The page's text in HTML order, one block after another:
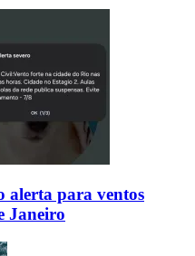
alerta para ventos
Janeiro